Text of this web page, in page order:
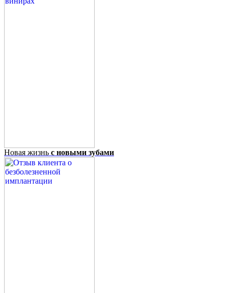
Новая жизнь с новыми зубами